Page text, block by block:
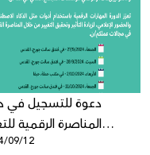
دعوة للتسجيل في
المناصرة الرقمية
الاجتماعي09/12